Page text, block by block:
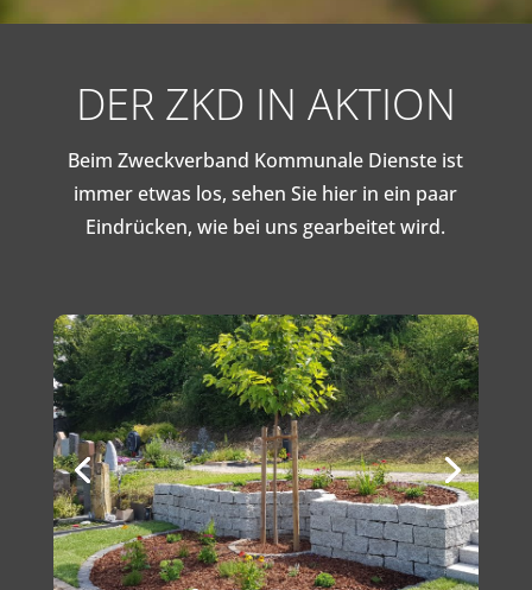
DER ZKD IN AKTION
Beim Zweckverband Kommunale Dienste ist
immer etwas los, sehen Sie hier in ein paar
Eindrücken, wie bei uns gearbeitet wird.